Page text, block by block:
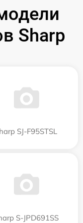
Sharp
SJ-F95STSL
S-JPD691SS